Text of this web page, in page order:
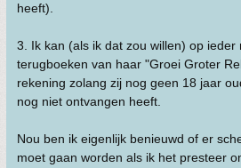
heeft).
3. Ik kan (als ik dat zou willen) op ieder
terugboeken van haar "Groei Groter
rekening zolang zij nog geen 18 jaar
nog niet ontvangen heeft.
Nou ben ik eigenlijk benieuwd of er
moet gaan worden als ik het presteer